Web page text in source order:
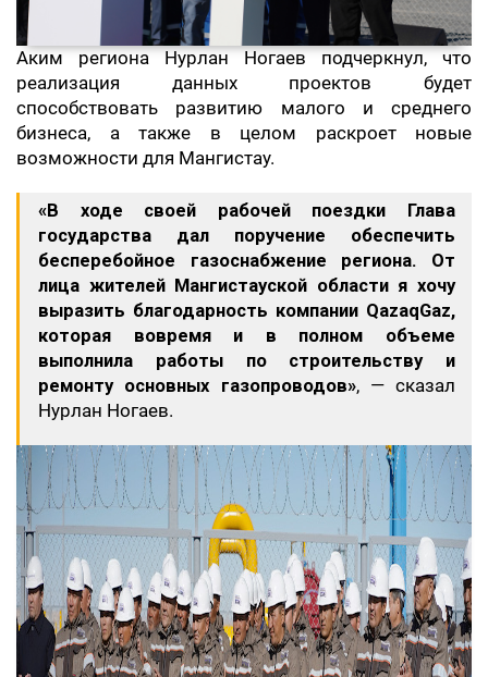
Аким региона Нурлан Ногаев подчеркнул, что
реализация данных проектов будет
способствовать развитию малого и среднего
бизнеса, а также в целом раскроет новые
возможности для Мангистау.
«В ходе своей рабочей поездки Глава
государства дал поручение обеспечить
бесперебойное газоснабжение региона. От
лица жителей Мангистауской области я хочу
выразить благодарность компании QazaqGaz,
которая вовремя и в полном объеме
выполнила работы по строительству и
ремонту основных газопроводов», — сказал
Нурлан Ногаев.